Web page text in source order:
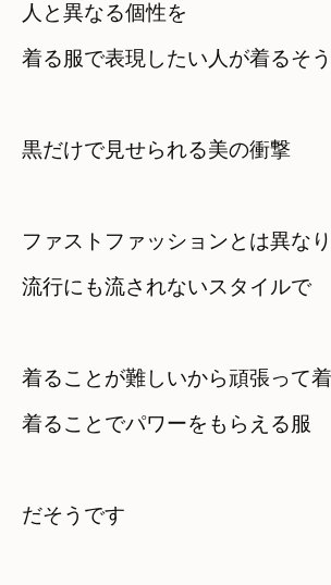
人と異なる個性を
着る服で表現したい人が着るそ
黒だけで見せられる美の衝撃
ファストファッションとは異なり
流行にも流されないスタイルで
着ることが難しいから頑張って
着ることでパワーをもらえる服
だそうです